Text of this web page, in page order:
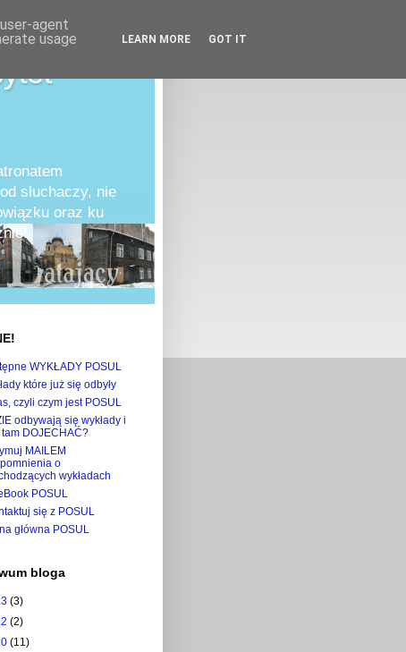
słuchaczy, nie
oraz ku
WYKŁADY POSUL
które już się odbyły
czyli czym jest POSUL
odbywają się wykłady i
tam DOJECHAĆ?
MAILEM
o
wykładach
POSUL
się z POSUL
główna POSUL
bloga
(3)
(2)
(11)
agent
usage
LEARN MORE GOT IT